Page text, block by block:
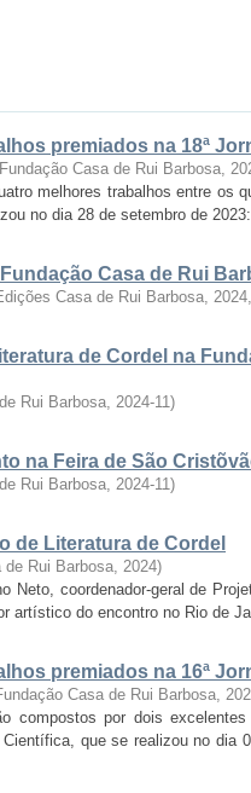
premiados na 18ª
Casa de Rui Barbosa,
melhores trabalhos entre os
no dia 28 de setembro de
Casa de Rui
Casa de Rui Barbosa, 2024,
de Cordel na
Rui Barbosa, 2024-11)
na Feira de São
Rui Barbosa, 2024-11)
de Literatura de Cordel
de Rui Barbosa, 2024)
Neto, coordenador-geral de
artístico do encontro no Rio de
premiados na 16ª
Casa de Rui Barbosa,
compostos por dois
que se realizou no dia